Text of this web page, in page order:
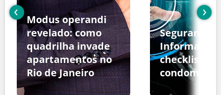
Modus operandi
revelado: como
quadrilha invade
apartamentos no
Rio de Janeiro
Segurança
Informação:
checklist
‹ ›